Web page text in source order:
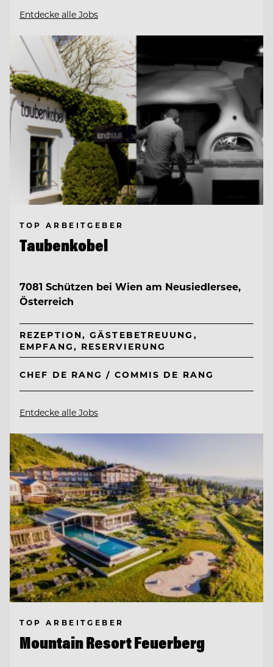
Entdecke alle Jobs
TOP ARBEITGEBER
Taubenkobel
7081 Schützen bei Wien am Neusiedlersee,
Österreich
REZEPTION, GÄSTEBETREUUNG,
EMPFANG, RESERVIERUNG
CHEF DE RANG / COMMIS DE RANG
Entdecke alle Jobs
TOP ARBEITGEBER
Mountain Resort Feuerberg